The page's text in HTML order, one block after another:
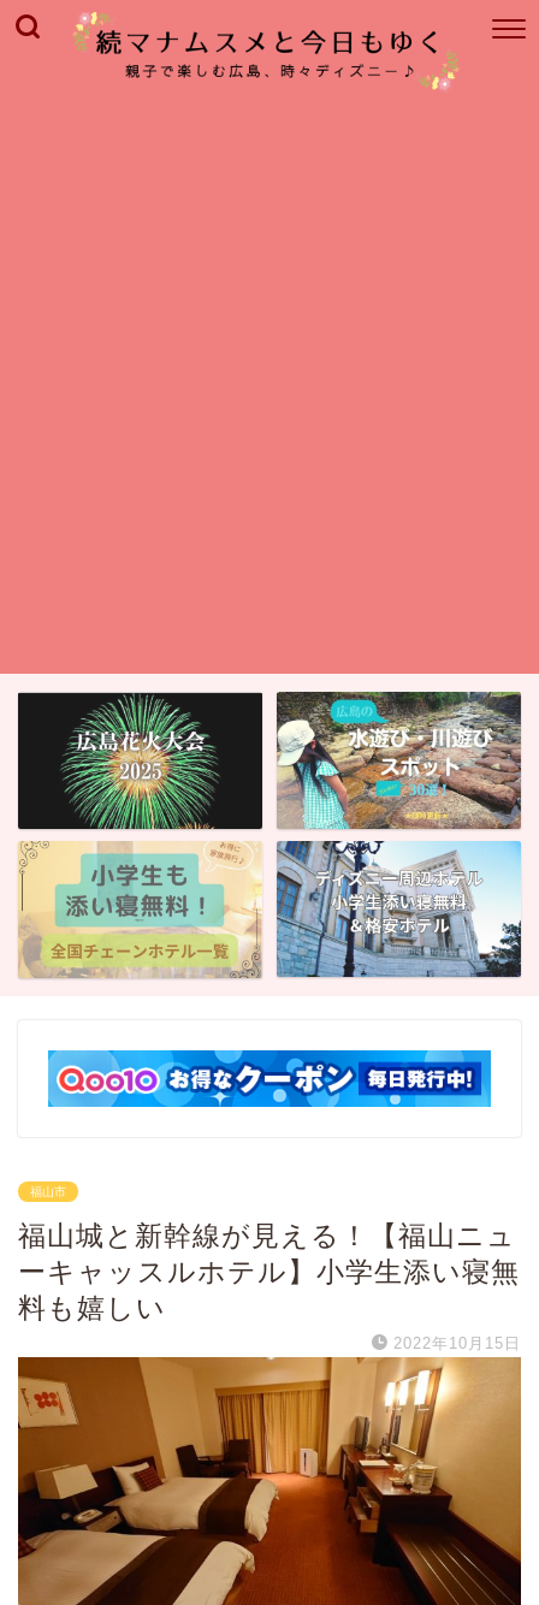
福山市
福山城と新幹線が見える！【福山ニュ
ーキャッスルホテル】小学生添い寝無
料も嬉しい
2022年10月15日